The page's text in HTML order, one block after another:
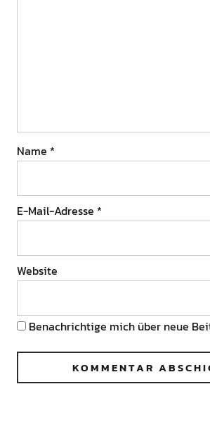
Name *
E-Mail-Adresse *
Website
Benachrichtige mich über neue